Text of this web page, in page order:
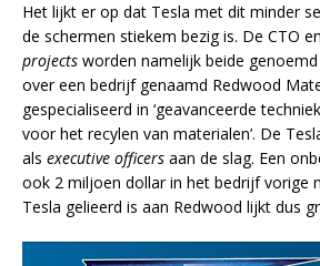
Het lijkt er op dat Tesla met dit minder
de schermen stiekem bezig is. De CTO
projects worden namelijk beide
over een bedrijf genaamd Redwood
gespecialiseerd in ‘geavanceerde
voor het recylen van materialen’. De
als executive officers aan de slag. Een
ook 2 miljoen dollar in het bedrijf vorige
Tesla gelieerd is aan Redwood lijkt dus